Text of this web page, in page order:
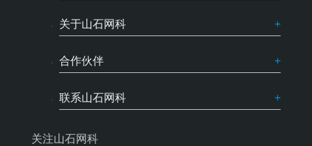
关于山石网科
合作伙伴
联系山石网科
关注山石网科